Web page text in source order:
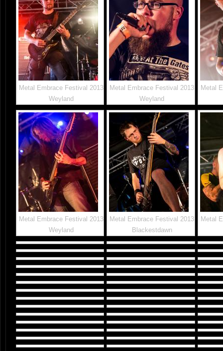
Metal Embrace Festival 2013
Weyland
Metal Embrace Festival 2013
Weyland
Metal
Metal Embrace Festival 2013
Weyland
Metal Embrace Festival 2013
Blackestdawn
Metal